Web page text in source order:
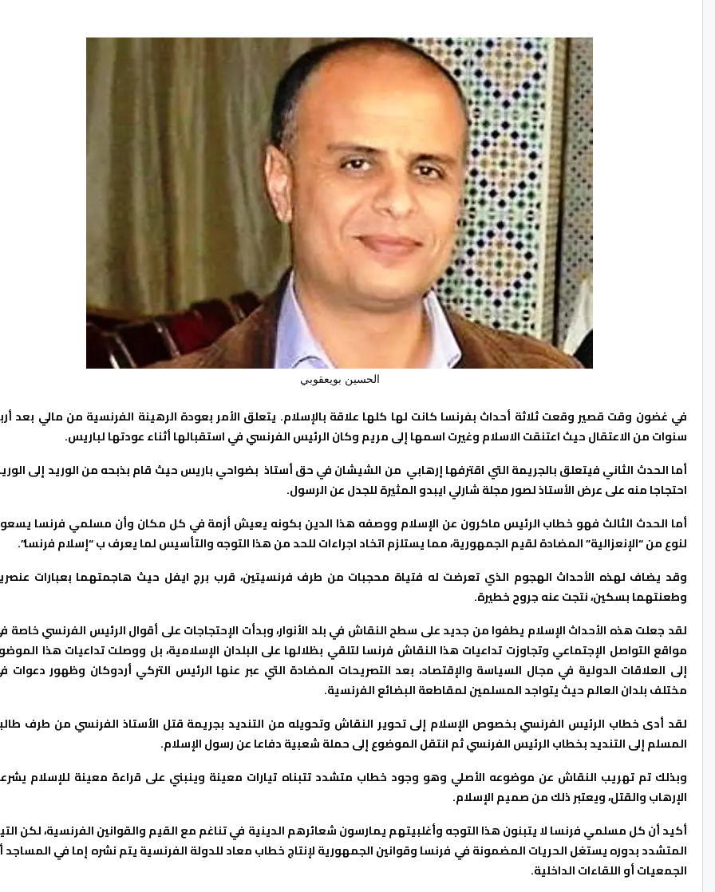
الحسين بويعقوبي
في غضون وقت قصير وقعت ثلاثة أحداث بفرنسا كانت لها كلها علاقة بالإسلام. يتعلق الأمر بعودة الرهينة الفرنسية من مالي بعد
سنوات من الاعتقال حيث اعتنقت الاسلام وغيرت اسمها إلى مريم وكان الرئيس الفرنسي في استقبالها أثناء عودتها لباريس.
أما الحدث الثاني فيتعلق بالجريمة التي اقترفها إرهابي من الشيشان في حق أستاذ بضواحي باريس حيث قام بذبحه من الوريد إلى
احتجاجا منه على عرض الأستاذ لصور مجلة شارلي ايبدو المثيرة للجدل عن الرسول.
أما الحدث الثالث فهو خطاب الرئيس ماكرون عن الإسلام ووصفه هذا الدين بكونه يعيش أزمة في كل مكان وأن مسلمي فرنسا
لنوع من “الإنعزالية” المضادة لقيم الجمهورية، مما يستلزم اتخاد اجراءات للحد من هذا التوجه والتأسيس لما يعرف ب “إسلام فرنسا”.
وقد يضاف لهذه الأحداث الهجوم الذي تعرضت له فتياة محجبات من طرف فرنسيتين، قرب برج ايفل حيث هاجمتهما بعبارات
وطعنتهما بسكين، نتجت عنه جروح خطيرة.
لقد جعلت هذه الأحداث الإسلام يطفوا من جديد على سطح النقاش في بلد الأنوار، وبدأت الإحتجاجات على أقوال الرئيس الفرنسي خاصة
مواقع التواصل الإجتماعي وتجاوزت تداعيات هذا النقاش فرنسا لتلقي بظلالها على البلدان الإسلامية، بل ووصلت تداعيات هذا
إلى العلاقات الدولية في مجال السياسة والإقتصاد، بعد التصريحات المضادة التي عبر عنها الرئيس التركي أردوكان وظهور دعوات
مختلف بلدان العالم حيث يتواجد المسلمين لمقاطعة البضائع الفرنسية.
لقد أدى خطاب الرئيس الفرنسي بخصوص الإسلام إلى تحوير النقاش وتحويله من التنديد بجريمة قتل الأستاذ الفرنسي من طرف
المسلم إلى التنديد بخطاب الرئيس الفرنسي ثم انتقل الموضوع إلى حملة شعبية دفاعا عن رسول الإسلام.
وبذلك تم تهريب النقاش عن موضوعه الأصلي وهو وجود خطاب متشدد تتبناه تيارات معينة وينبني على قراءة معينة للإسلام
الإرهاب والقتل، ويعتبر ذلك من صميم الإسلام.
أكيد أن كل مسلمي فرنسا لا يتبنون هذا التوجه وأغلبيتهم يمارسون شعائرهم الدينية في تناغم مع القيم والقوانين الفرنسية، لكن
المتشدد بدوره يستغل الحريات المضمونة في فرنسا وقوانين الجمهورية لإنتاج خطاب معاد للدولة الفرنسية يتم نشره إما في المساجد
الجمعيات أو اللقاءات الداخلية.